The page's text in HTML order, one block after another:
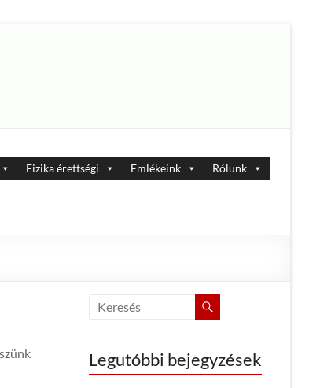
Fizika érettségi Emlékeink Rólunk
Legutóbbi bejegyzések